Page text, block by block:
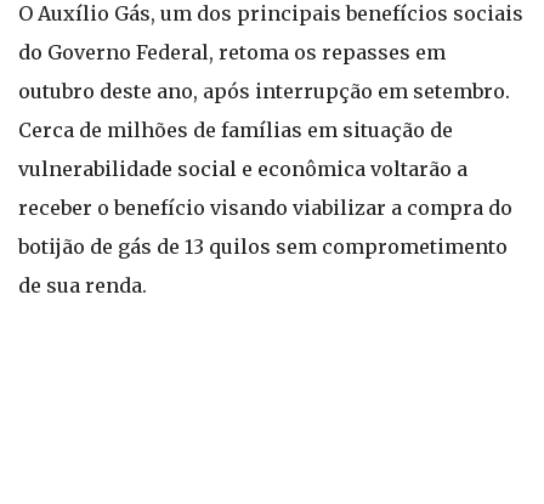
O Auxílio Gás, um dos principais benefícios sociais
do Governo Federal, retoma os repasses em
outubro deste ano, após interrupção em setembro.
Cerca de milhões de famílias em situação de
vulnerabilidade social e econômica voltarão a
receber o benefício visando viabilizar a compra do
botijão de gás de 13 quilos sem comprometimento
de sua renda.